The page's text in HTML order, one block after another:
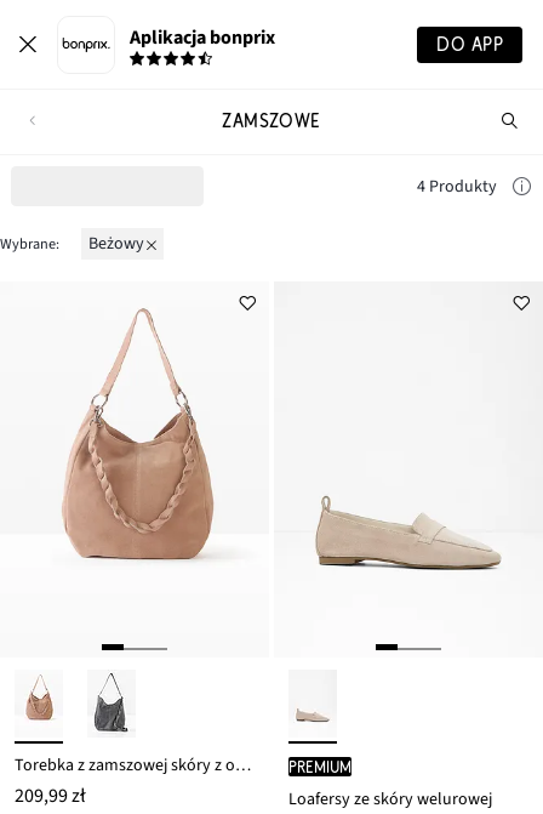
Aplikacja bonprix DO APP
ZAMSZOWE
4 Produkty
Wybrane: beżowy
Torebka z zamszowej skóry z ozdobnym dodatkowym paskiem
209,99 zł
PREMIUM
Loafersy ze skóry welurowej